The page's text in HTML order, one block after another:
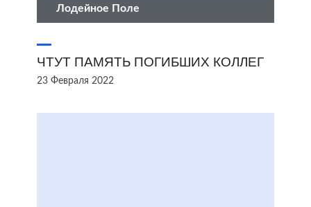
Лодейное Поле
ЧТУТ ПАМЯТЬ ПОГИБШИХ КОЛЛЕГ
23 Февраля 2022